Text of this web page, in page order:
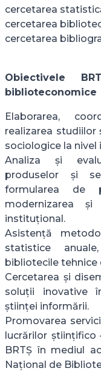
cercetarea
cercetarea
cercetarea
Obiectivele
biblioteconomice
Elaborarea,
realizarea studiilor
sociologice la
Analiza și
produselor și
formularea de
modernizarea
instituțional.
Asistență
statistice
bibliotecile tehnice
Cercetarea și
soluții inovative
științei informării.
Promovarea
lucrărilor științifico
BRTȘ în mediul
Național de